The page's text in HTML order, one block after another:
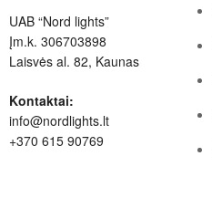
UAB “Nord lights”
Įm.k. 306703898
Laisvės al. 82, Kaunas
Kontaktai:
info@nordlights.lt
+370 615 90769